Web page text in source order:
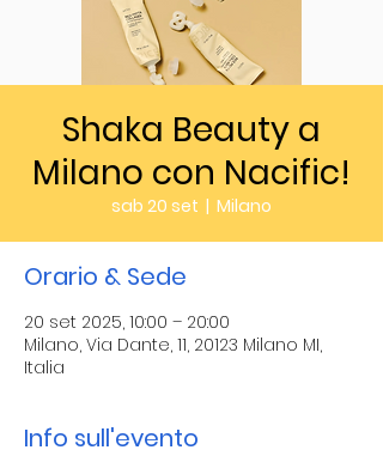
Shaka Beauty a
Milano con Nacific!
sab 20 set
  |
Milano
Orario & Sede
20 set 2025, 10:00 – 20:00
Milano, Via Dante, 11, 20123 Milano MI,
Italia
Info sull'evento